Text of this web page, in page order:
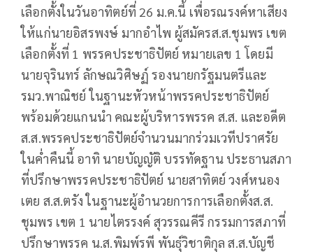
เลือกตั้งในวันอาทิตย์ที่ 26 ม.ค.นี้ เพื่อรณรงค์หาเสียง
ให้แก่นายอิสรพงษ์ มากอำไพ ผู้สมัครส.ส.ชุมพร เขต
เลือกตั้งที่ 1 พรรคประชาธิปัตย์ หมายเลข 1 โดยมี
นายจุรินทร์ ลักษณวิศิษฏ์ รองนายกรัฐมนตรีและ
รมว.พาณิชย์ ในฐานะหัวหน้าพรรคประชาธิปัตย์
พร้อมด้วยแกนนำ คณะผู้บริหารพรรค ส.ส. และอดีต
ส.ส.พรรคประชาธิปัตย์จำนวนมากร่วมเวทีปราศรัย
ในค่ำคืนนี้ อาทิ นายบัญญัติ บรรทัดฐาน ประธานสภา
ที่ปรึกษาพรรคประชาธิปัตย์ นายสาทิตย์ วงศ์หนอง
เตย ส.ส.ตรัง ในฐานะผู้อำนวยการการเลือกตั้งส.ส.
ชุมพร เขต 1 นายไตรรงค์ สุวรรณคีรี กรรมการสภาที่
ปรึกษาพรรค น.ส.พิมพ์รพี พันธุ์วิชาติกุล ส.ส.บัญชี